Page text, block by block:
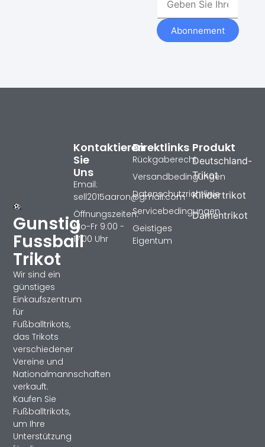
Abonnement
Gunstig
Fussball
Trikot
Wir sind ein
günstiges
Einkaufszentrum
für
Fußballtrikots,
das Trikots
verschiedener
Vereine und
Nationalmannschaften
verkauft.
Kaufen Sie
Fußballtrikots,
um Ihre
Unterstützung
Produkt
Deutschland-
Trikot
Kindertrikot
Damentrikot
Direktlinks
Rückgaberecht
Versandbedingungen
Datenschutzrichtlinie
Servicebedingungen
Geistiges
Eigentum
Kontaktieren
Sie
Uns
Email:
sell2015aaron@gmail.com
Öffnungszeiten:
Mo-Fr 9:00 -
17:00 Uhr